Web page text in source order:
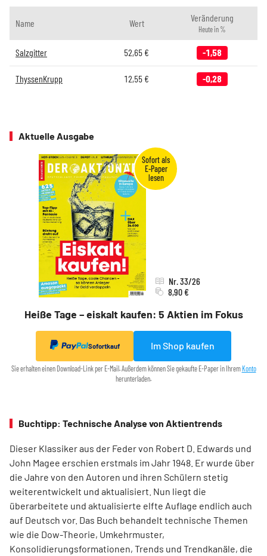
Name Wert Veränderung
Heute in %
Salzgitter 52,65 € -1,58
ThyssenKrupp 12,55 € -0,28
Aktuelle Ausgabe
Heiße Tage – eiskalt kaufen: 5 Aktien im Fokus
Nr. 33/26
8,90 €
Sofortkauf Im Shop kaufen
Sie erhalten einen Download-Link per E-Mail. Außerdem können Sie gekaufte E-Paper in IhremKonto
herunterladen.
Buchtipp: Technische Analyse von Aktientrends
Dieser Klassiker aus der Feder von Robert D. Edwards und
John Magee erschien erstmals im Jahr 1948. Er wurde über
die Jahre von den Autoren und ihren Schülern stetig
weiterentwickelt und aktualisiert. Nun liegt die
überarbeitete und aktualisierte elfte Auflage endlich auch
auf Deutsch vor. Das Buch behandelt technische Themen
wie die Dow-Theorie, Umkehrmuster,
Konsolidierungsformationen, Trends und Trend­kanäle, die